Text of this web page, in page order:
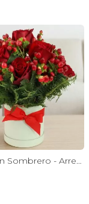
Antonia en Sombrero - Arreglo 9 rosas rojo e hypericum